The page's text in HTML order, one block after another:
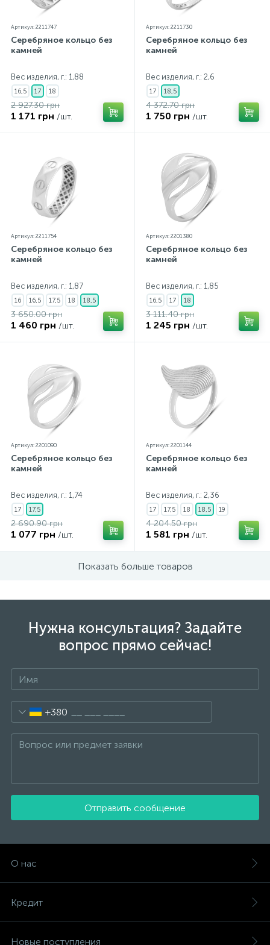
Артикул: 2211747
Серебряное кольцо без
камней
Вес изделия, г.: 1,88
16,5 17 18
2 927.30 грн
1 171 грн /шт.
Артикул: 2211730
Серебряное кольцо без
камней
Вес изделия, г.: 2,6
17 18,5
4 372.70 грн
1 750 грн /шт.
Артикул: 2211754
Серебряное кольцо без
камней
Вес изделия, г.: 1,87
16 16,5 17,5 18 18,5
3 650.00 грн
1 460 грн /шт.
Артикул: 2201380
Серебряное кольцо без
камней
Вес изделия, г.: 1,85
16,5 17 18
3 111.40 грн
1 245 грн /шт.
Артикул: 2201090
Серебряное кольцо без
камней
Вес изделия, г.: 1,74
17 17,5
2 690.90 грн
1 077 грн /шт.
Артикул: 2201144
Серебряное кольцо без
камней
Вес изделия, г.: 2,36
17 17,5 18 18,5 19
4 204.50 грн
1 581 грн /шт.
Показать больше товаров
Нужна консультация? Задайте
вопрос прямо сейчас!
+380
Отправить сообщение
О нас
Кредит
Новые поступления